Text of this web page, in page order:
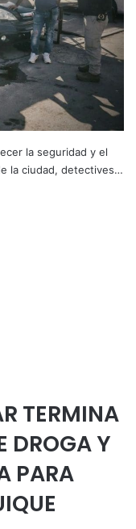
la seguridad y el
la ciudad, detectives…
TERMINA
DROGA Y
PARA